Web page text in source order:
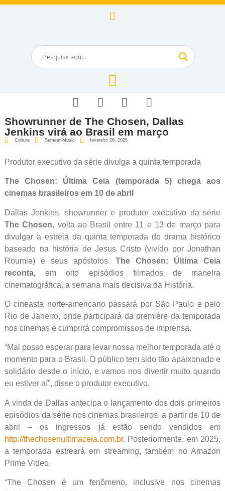
Showrunner de The Chosen, Dallas
Jenkins virá ao Brasil em março
Cultura Semear Music fevereiro 26, 2025
Produtor executivo da série divulga a quinta temporada
The Chosen: Última Ceia (temporada 5) chega aos
cinemas brasileiros em 10 de abril
Dallas Jenkins, showrunner e produtor executivo da série
The Chosen, volta ao Brasil entre 11 e 13 de março para
divulgar a estreia da quinta temporada do drama histórico
baseado na história de Jesus Cristo (vivido por Jonathan
Roumie) e seus apóstolos. The Chosen: Última Ceia
reconta, em oito episódios filmados de maneira
cinematográfica, a semana mais decisiva da História.
O cineasta norte-americano passará por São Paulo e pelo
Rio de Janeiro, onde participará da première da temporada
nos cinemas e cumprirá compromissos de imprensa.
“Mal posso esperar para levar nossa melhor temporada até o
momento para o Brasil. O público tem sido tão apaixonado e
solidário desde o início, e vamos nos divertir muito quando
eu estiver aí”, disse o produtor executivo.
A vinda de Dallas antecipa o lançamento dos dois primeiros
episódios da série nos cinemas brasileiros, a partir de 10 de
abril – os ingressos já estão sendo vendidos em
http://thechosenultimaceia.com.br. Posteriormente, em 2025,
a temporada estreará em streaming, também no Amazon
Prime Video.
“The Chosen é um fenômeno, inclusive nos cinemas